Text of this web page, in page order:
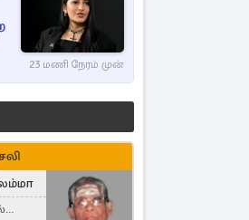
23 மணி நேரம் முன்